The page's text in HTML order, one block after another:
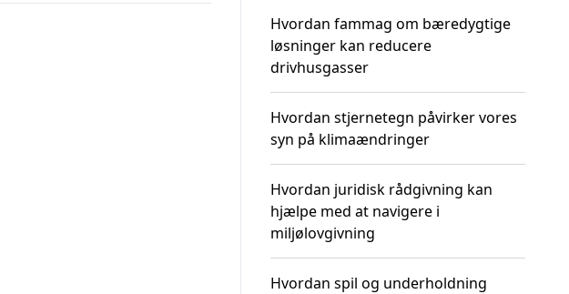
Hvordan fammag om bæredygtige
løsninger kan reducere
drivhusgasser
Hvordan stjernetegn påvirker vores
syn på klimaændringer
Hvordan juridisk rådgivning kan
hjælpe med at navigere i
miljølovgivning
Hvordan spil og underholdning